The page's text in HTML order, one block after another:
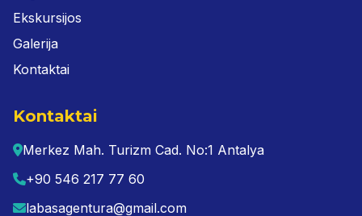
Ekskursijos
Galerija
Kontaktai
Kontaktai
Merkez Mah. Turizm Cad. No:1 Antalya
+90 546 217 77 60
labasagentura@gmail.com